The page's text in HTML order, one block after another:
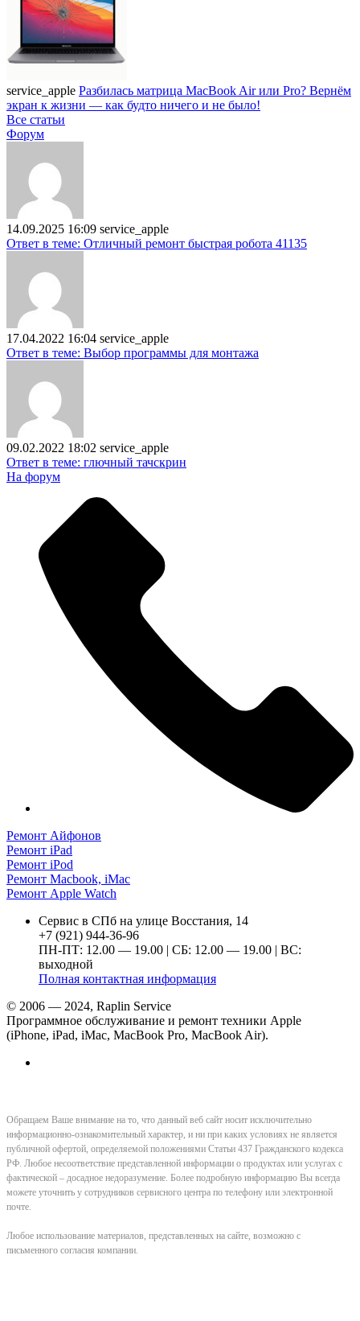
service_apple Разбилась матрица MacBook Air или Pro? Вернём
экран к жизни — как будто ничего и не было!
Все статьи
Форум
14.09.2025 16:09 service_apple
Ответ в теме: Отличный ремонт быстрая робота 41135
17.04.2022 16:04 service_apple
Ответ в теме: Выбор программы для монтажа
09.02.2022 18:02 service_apple
Ответ в теме: глючный тачскрин
На форум
Ремонт Айфонов
Ремонт iPad
Ремонт iPod
Ремонт Macbook, iMac
Ремонт Apple Watch
Сервис в СПб на улице Восстания, 14
+7 (921) 944-36-96
ПН-ПТ: 12.00 — 19.00 | СБ: 12.00 — 19.00 | ВС:
выходной
Полная контактная информация
© 2006 — 2024, Raplin Service
Программное обслуживание и ремонт техники Apple
(iPhone, iPad, iMac, MacBook Pro, MacBook Air).
Обращаем Ваше внимание на то, что данный веб сайт носит исключительно
информационно-ознакомительный характер, и ни при каких условиях не является
публичной офертой, определяемой положениями Статьи 437 Гражданского кодекса
РФ. Любое несоответствие представленной информации о продуктах или услугах с
фактической – досадное недоразумение. Более подробную информацию Вы всегда
можете уточнить у сотрудников сервисного центра по телефону или электронной
почте.
Любое использование материалов, представленных на сайте, возможно с
письменного согласия компании.